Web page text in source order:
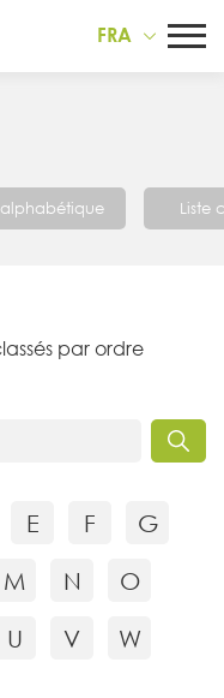
FRA
Liste
par ordre
E F
G
M N
O
U V
W